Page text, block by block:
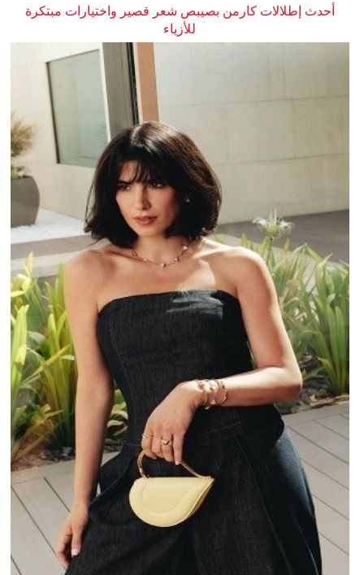
أحدث إطلالات كارمن بصيبص شعر قصير واختيارات مبتكرة
للأزياء